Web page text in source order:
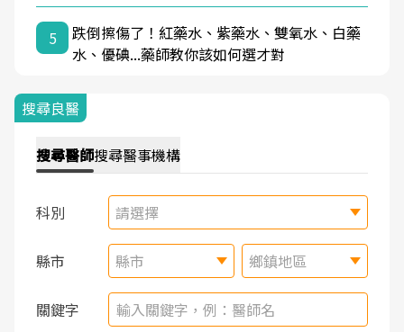
5
跌倒擦傷了！紅藥水、紫藥水、雙氧水、白藥
水、優碘...藥師教你該如何選才對
搜尋良醫
搜尋醫師搜尋醫事機構
科別 請選擇
縣市 縣市 鄉鎮地區
關鍵字